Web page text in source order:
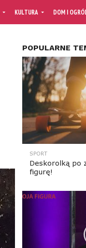
KULTURA DOM I
POPULARNE
SPORT
Deskorolką po
figurę!